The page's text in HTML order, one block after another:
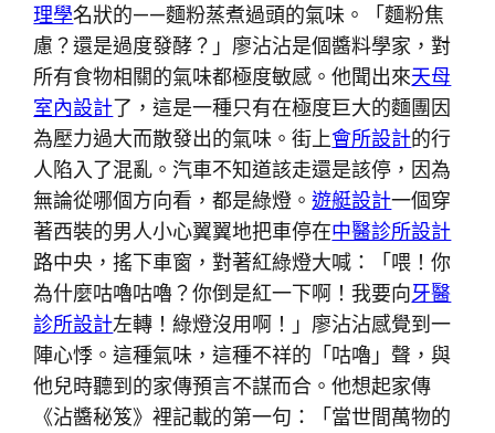
理學名狀的——麵粉蒸煮過頭的氣味。「麵粉焦
慮？還是過度發酵？」廖沾沾是個醬料學家，對
所有食物相關的氣味都極度敏感。他聞出來天母
室內設計了，這是一種只有在極度巨大的麵團因
為壓力過大而散發出的氣味。街上會所設計的行
人陷入了混亂。汽車不知道該走還是該停，因為
無論從哪個方向看，都是綠燈。遊艇設計一個穿
著西裝的男人小心翼翼地把車停在中醫診所設計
路中央，搖下車窗，對著紅綠燈大喊：「喂！你
為什麼咕嚕咕嚕？你倒是紅一下啊！我要向牙醫
診所設計左轉！綠燈沒用啊！」廖沾沾感覺到一
陣心悸。這種氣味，這種不祥的「咕嚕」聲，與
他兒時聽到的家傳預言不謀而合。他想起家傳
《沾醬秘笈》裡記載的第一句：「當世間萬物的